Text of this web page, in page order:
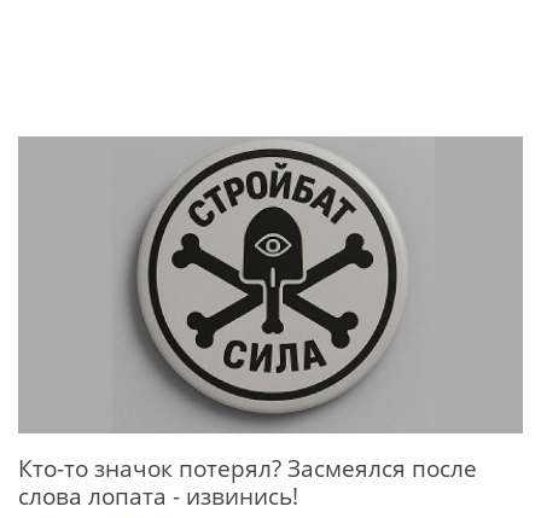
Кто-то значок потерял? Засмеялся после
слова лопата - извинись!